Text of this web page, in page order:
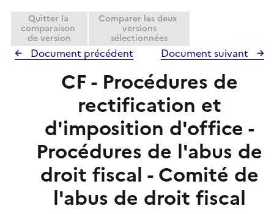
e
r
e
r
Quitter la
comparaison
de version
Comparer les deux
versions
sélectionnées
Document précédent Document suivant
CF - Procédures de
rectification et
d'imposition d'office -
Procédures de l'abus de
droit fiscal - Comité de
l'abus de droit fiscal